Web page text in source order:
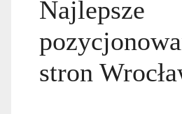
Najlepsze
stron